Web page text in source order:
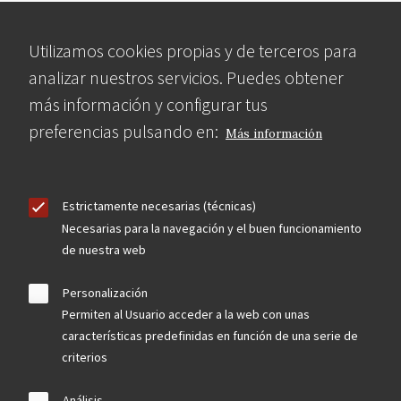
Utilizamos cookies propias y de terceros para
analizar nuestros servicios. Puedes obtener
más información y configurar tus
preferencias pulsando en: Más información
Estrictamente necesarias (técnicas)
Necesarias para la navegación y el buen funcionamiento
de nuestra web
Personalización
Permiten al Usuario acceder a la web con unas
características predefinidas en función de una serie de
criterios